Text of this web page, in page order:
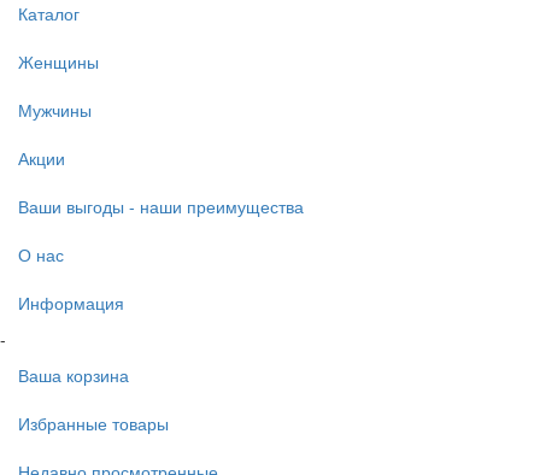
Каталог
Женщины
Мужчины
Акции
Ваши выгоды - наши преимущества
О нас
Информация
-
Ваша корзина
Избранные товары